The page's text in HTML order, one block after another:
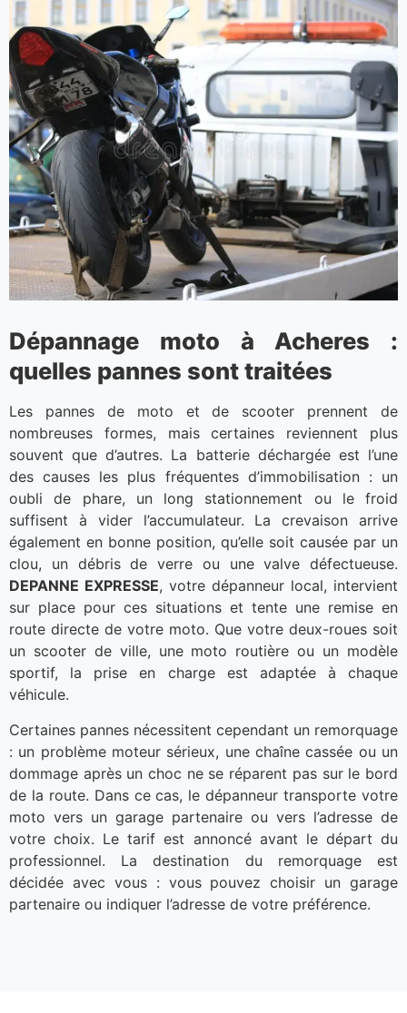
Dépannage moto à Acheres :
quelles pannes sont traitées
Les pannes de moto et de scooter prennent de
nombreuses formes, mais certaines reviennent plus
souvent que d’autres. La batterie déchargée est l’une
des causes les plus fréquentes d’immobilisation : un
oubli de phare, un long stationnement ou le froid
suffisent à vider l’accumulateur. La crevaison arrive
également en bonne position, qu’elle soit causée par un
clou, un débris de verre ou une valve défectueuse.
DEPANNE EXPRESSE, votre dépanneur local, intervient
sur place pour ces situations et tente une remise en
route directe de votre moto. Que votre deux-roues soit
un scooter de ville, une moto routière ou un modèle
sportif, la prise en charge est adaptée à chaque
véhicule.
Certaines pannes nécessitent cependant un remorquage
: un problème moteur sérieux, une chaîne cassée ou un
dommage après un choc ne se réparent pas sur le bord
de la route. Dans ce cas, le dépanneur transporte votre
moto vers un garage partenaire ou vers l’adresse de
votre choix. Le tarif est annoncé avant le départ du
professionnel. La destination du remorquage est
décidée avec vous : vous pouvez choisir un garage
partenaire ou indiquer l’adresse de votre préférence.